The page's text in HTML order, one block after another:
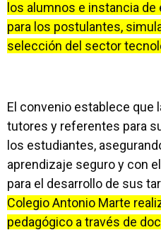
los alumnos e instancia
para los postulantes,
selección del sector
El convenio establece que
tutores y referentes para
los estudiantes,
aprendizaje seguro y con
para el desarrollo de sus
Colegio Antonio Marte
pedagógico a través de